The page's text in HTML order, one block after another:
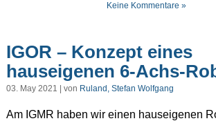
Keine Kommentare »
IGOR – Konzept eines
hauseigenen 6-Achs-
03. May 2021 | von Ruland, Stefan Wolfgang
Am IGMR haben wir einen hauseigenen